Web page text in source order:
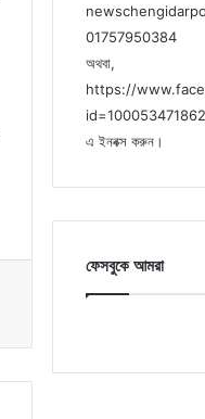
01757950384
অথবা,
https://
এ ইনবক্স করুন।
ফেসবুকে আমরা